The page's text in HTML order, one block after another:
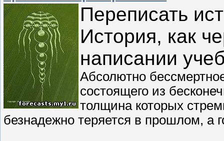
Переписать
История, как
написании
Абсолютно
состоящего из
толщина которых
безнадежно теряется в прошлом, а